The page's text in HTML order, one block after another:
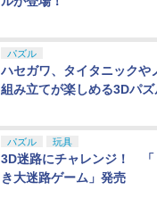
パズル
ハセガワ、タイタニックや
組み立てが楽しめる3Dパ
パズル 玩具
3D迷路にチャレンジ！ 「
き大迷路ゲーム」発売